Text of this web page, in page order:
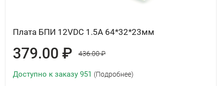
Плата БПИ 12VDC 1.5A 64*32*23мм
379.00 ₽ 436.00 ₽
Доступно к заказу 951 (Подробнее)